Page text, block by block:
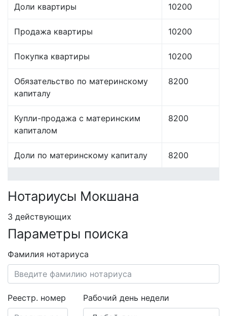
Доли квартиры 10200
Продажа квартиры 10200
Покупка квартиры 10200
Обязательство по материнскому
капиталу
8200
Купли-продажа с материнским
капиталом
8200
Доли по материнскому капиталу 8200
Нотариусы Мокшана
3 действующих
Параметры поиска
Фамилия нотариуса
Реестр. номер Рабочий день недели